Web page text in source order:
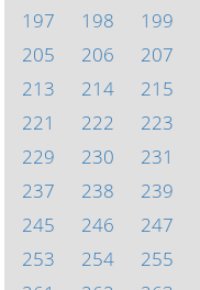
197
198 199
205
206 207
213
214 215
221
222 223
229
230 231
237
238 239
245
246 247
253
254 255